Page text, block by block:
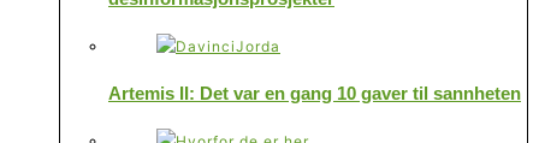
Artemis II: Det var en gang 10 gaver til sannheten